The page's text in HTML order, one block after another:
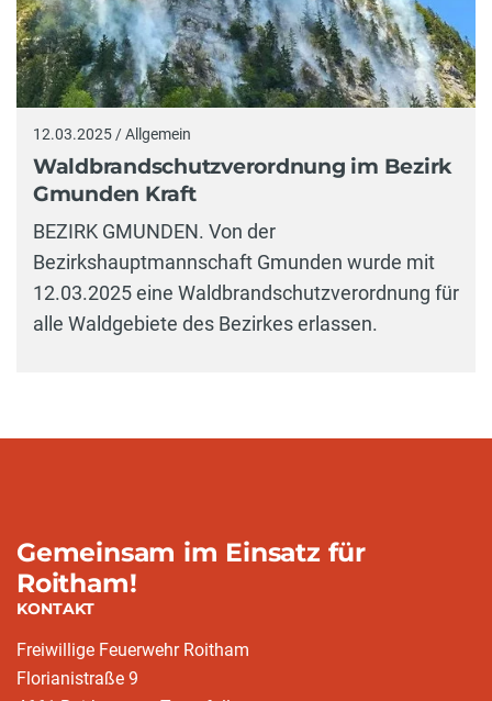
12.03.2025 / Allgemein
Waldbrandschutzverordnung im Bezirk
Gmunden Kraft
BEZIRK GMUNDEN. Von der
Bezirkshauptmannschaft Gmunden wurde mit
12.03.2025 eine Waldbrandschutzverordnung für
alle Waldgebiete des Bezirkes erlassen.
Gemeinsam im Einsatz für
Roitham!
KONTAKT
Freiwillige Feuerwehr Roitham
Florianistraße 9